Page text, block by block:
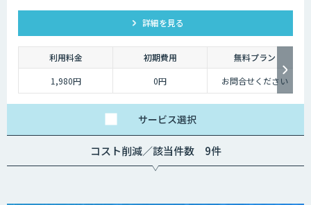
詳細を見る
利用料金 初期費用
無料プラン
1,980円
0円 お問合せください
サービス選択
コスト削減／該当件数 9件